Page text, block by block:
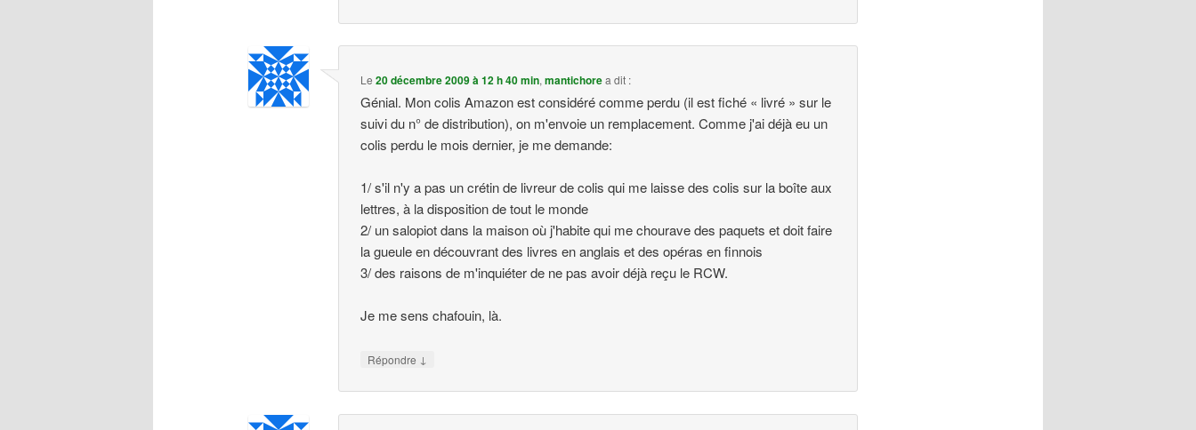
Le20 décembre 2009 à 12 h 40 min,mantichorea dit :
Génial. Mon colis Amazon est considéré comme perdu (il est fiché « livré » sur le
suivi du n° de distribution), on m'envoie un remplacement. Comme j'ai déjà eu un
colis perdu le mois dernier, je me demande:
1/ s'il n'y a pas un crétin de livreur de colis qui me laisse des colis sur la boîte aux
lettres, à la disposition de tout le monde
2/ un salopiot dans la maison où j'habite qui me chourave des paquets et doit faire
la gueule en découvrant des livres en anglais et des opéras en finnois
3/ des raisons de m'inquiéter de ne pas avoir déjà reçu le RCW.
Je me sens chafouin, là.
Répondre ↓